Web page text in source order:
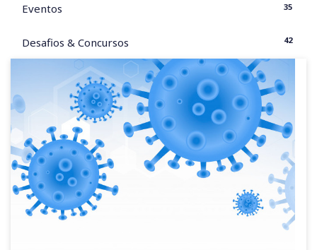
Eventos 35
Desafios & Concursos 42